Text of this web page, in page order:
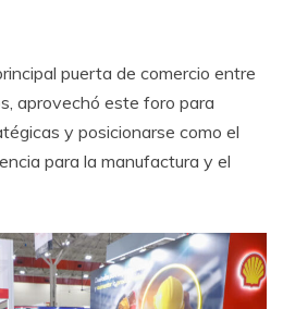
puerta de comercio entre
aprovechó este foro para
y posicionarse como el
para la manufactura y el